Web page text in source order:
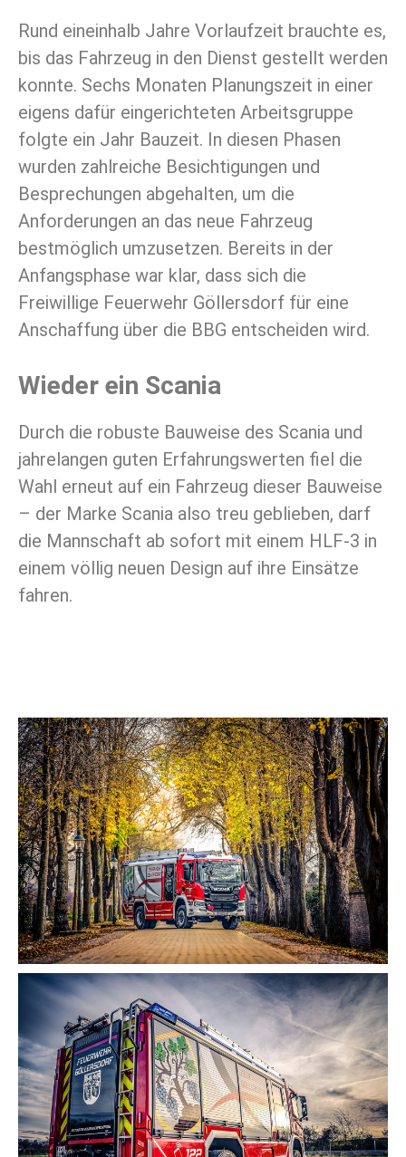
Rund eineinhalb Jahre Vorlaufzeit brauchte es,
bis das Fahrzeug in den Dienst gestellt werden
konnte. Sechs Monaten Planungszeit in einer
eigens dafür eingerichteten Arbeitsgruppe
folgte ein Jahr Bauzeit. In diesen Phasen
wurden zahlreiche Besichtigungen und
Besprechungen abgehalten, um die
Anforderungen an das neue Fahrzeug
bestmöglich umzusetzen. Bereits in der
Anfangsphase war klar, dass sich die
Freiwillige Feuerwehr Göllersdorf für eine
Anschaffung über die BBG entscheiden wird.
Wieder ein Scania
Durch die robuste Bauweise des Scania und
jahrelangen guten Erfahrungswerten fiel die
Wahl erneut auf ein Fahrzeug dieser Bauweise
– der Marke Scania also treu geblieben, darf
die Mannschaft ab sofort mit einem HLF-3 in
einem völlig neuen Design auf ihre Einsätze
fahren.